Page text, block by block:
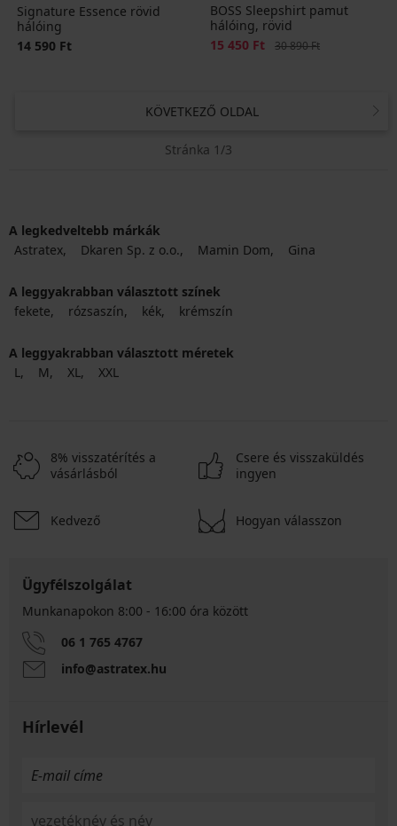
Signature Essence rövid
hálóing
14 590 Ft
BOSS Sleepshirt pamut
hálóing, rövid
Kedvezmény
15 450 Ft Eredeti ár
30 890 Ft
KÖVETKEZŐ OLDAL
Stránka 1/3
A legkedveltebb márkák
Astratex
Dkaren Sp. z o.o. Mamin Dom Gina
A leggyakrabban választott színek
fekete
rózsaszín kék krémszín
A leggyakrabban választott méretek
L
M XL XXL
8% visszatérítés a
vásárlásból
Csere és visszaküldés
ingyen
Kedvező Hogyan válasszon
Ügyfélszolgálat
Munkanapokon 8:00 - 16:00 óra között
06 1 765 4767
info@astratex.hu
Hírlevél